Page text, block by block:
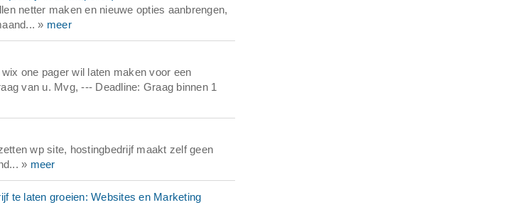
netter maken en nieuwe opties aanbrengen,
» meer
one pager wil laten maken voor een
van u. Mvg, --- Deadline: Graag binnen 1
wp site, hostingbedrijf maakt zelf geen
» meer
te laten groeien: Websites en Marketing